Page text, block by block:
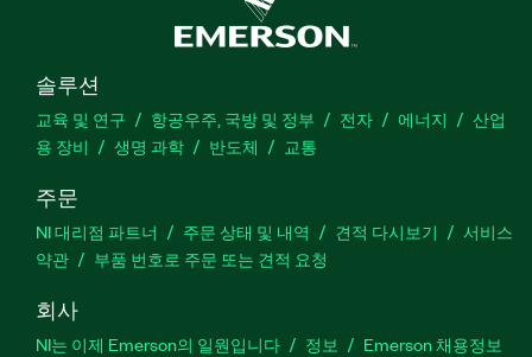
솔루션
교육 및 연구 항공우주, 국방 및 정부 전자 에너지
산업
용 장비
생명 과학 반도체 교통
주문
NI 대리점 파트너 주문 상태 및 내역 견적 다시보기
서비스
약관
부품 번호로 주문 또는 견적 요청
회사
NI는 이제 Emerson의 일원입니다 정보
Emerson 채용정보